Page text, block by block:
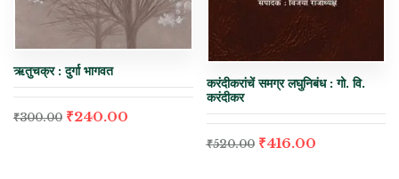
ऋतुचक्र : दुर्गा भागवत
₹300.00 ₹240.00
करंदीकरांचें समग्र लघुनिबंध : गो. वि.
करंदीकर
₹520.00 ₹416.00